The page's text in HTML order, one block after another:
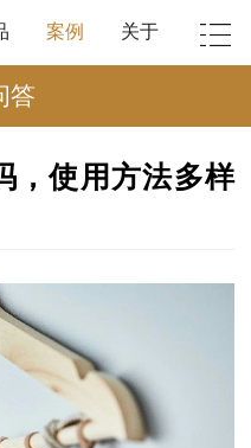
案例 关于
答
，使用方法多样